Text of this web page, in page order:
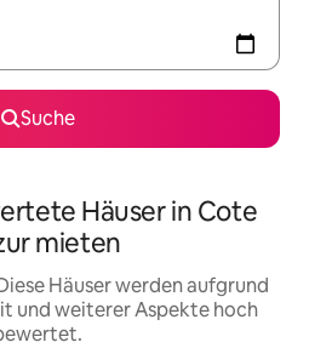
Suche
Häuser in Cote
mieten
Häuser werden aufgrund
und weiterer Aspekte hoch